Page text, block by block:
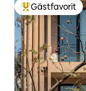
Populär
Gästfavorit